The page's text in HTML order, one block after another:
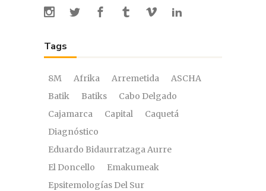
Tags
8M Afrika Arremetida
ASCHA
Batik
Batiks
Cabo Delgado
Cajamarca
Capital
Caquetá
Diagnóstico
Eduardo Bidaurratzaga Aurre
El Doncello
Emakumeak
Epsitemologías Del Sur